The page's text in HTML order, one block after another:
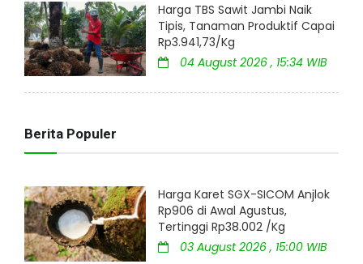
Harga TBS Sawit Jambi Naik
Tipis, Tanaman Produktif Capai
Rp3.941,73/Kg
04 August 2026 , 15:34 WIB
Berita Populer
Harga Karet SGX-SICOM Anjlok
Rp906 di Awal Agustus,
Tertinggi Rp38.002 /Kg
03 August 2026 , 15:00 WIB